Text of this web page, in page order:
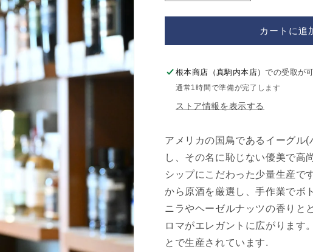
ア
10
年
EAGLE
10
Years
の
数
量
を
減
ら
ア
10
年
EAGLE
10
Years
の
数
量
を
増
や
カートに追
根本商店（真駒内本店）での受取が
通常1時間で準備が完了します
ストア情報を表示する
アメリカの国鳥であるイーグル
し、その名に恥じない優美で高
シップにこだわった少量生産で
から原酒を厳選し、手作業でボ
ニラやヘーゼルナッツの香りと
ロマがエレガントに広がります
とで生産されています.